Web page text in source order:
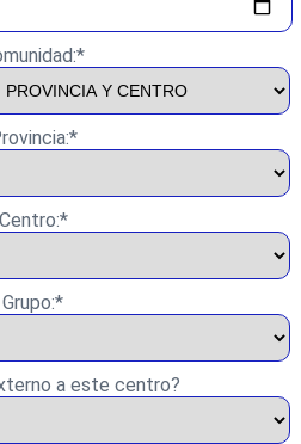
Centro:*
Grupo:*
a este centro?